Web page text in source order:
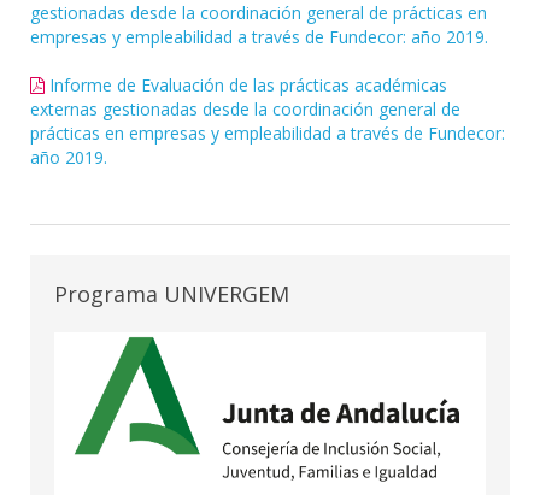
gestionadas desde la coordinación general de prácticas en
empresas y empleabilidad a través de Fundecor: año 2019.
Informe de Evaluación de las prácticas académicas
externas gestionadas desde la coordinación general de
prácticas en empresas y empleabilidad a través de Fundecor:
año 2019.
Programa UNIVERGEM